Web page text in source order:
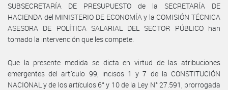
SUBSECRETARÍA DE PRESUPUESTO de la SECRETARÍA DE
HACIENDA del MINISTERIO DE ECONOMÍA y la COMISIÓN TÉCNICA
ASESORA DE POLÍTICA SALARIAL DEL SECTOR PÚBLICO han
tomado la intervención que les compete.
Que la presente medida se dicta en virtud de las atribuciones
emergentes del artículo 99, incisos 1 y 7 de la CONSTITUCIÓN
NACIONAL y de los artículos 6° y 10 de la Ley N° 27.591, prorrogada